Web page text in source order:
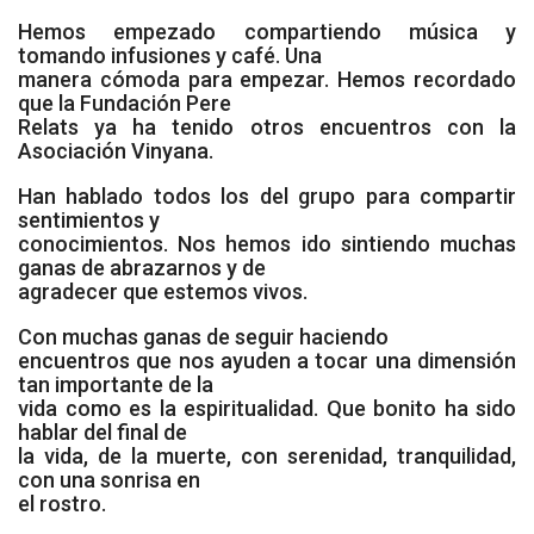
Noticias
Vídeos
Cómo Colaborar
Hemos empezado compartiendo música y
tomando infusiones y café. Una
manera cómoda para empezar. Hemos recordado
que la Fundación Pere
Relats ya ha tenido otros encuentros con la
Asociación Vinyana.
Han hablado todos los del grupo para compartir
sentimientos y
conocimientos. Nos hemos ido sintiendo muchas
ganas de abrazarnos y de
agradecer que estemos vivos.
Con muchas ganas de seguir haciendo
encuentros que nos ayuden a tocar una dimensión
tan importante de la
vida como es la espiritualidad. Que bonito ha sido
hablar del final de
la vida, de la muerte, con serenidad, tranquilidad,
con una sonrisa en
el rostro.